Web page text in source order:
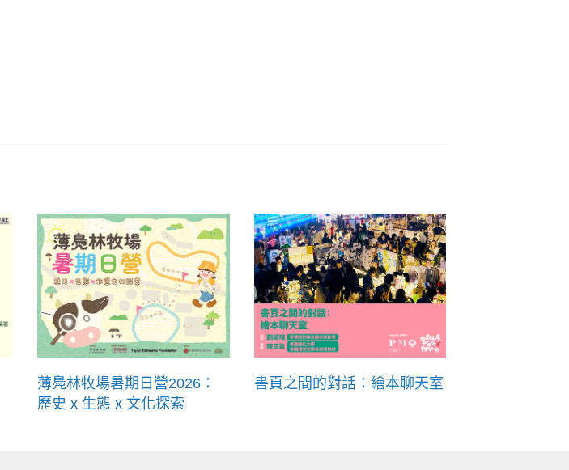
薄鳧林牧場暑期日營2026：
歷史 x 生態 x 文化探索
書頁之間的對話：繪本聊天室